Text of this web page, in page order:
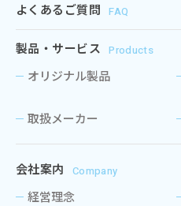
FAQ
よくあるご質問
Products
製品・サービス
オリジナル製品
取扱メーカー
Company
会社案内
経営理念